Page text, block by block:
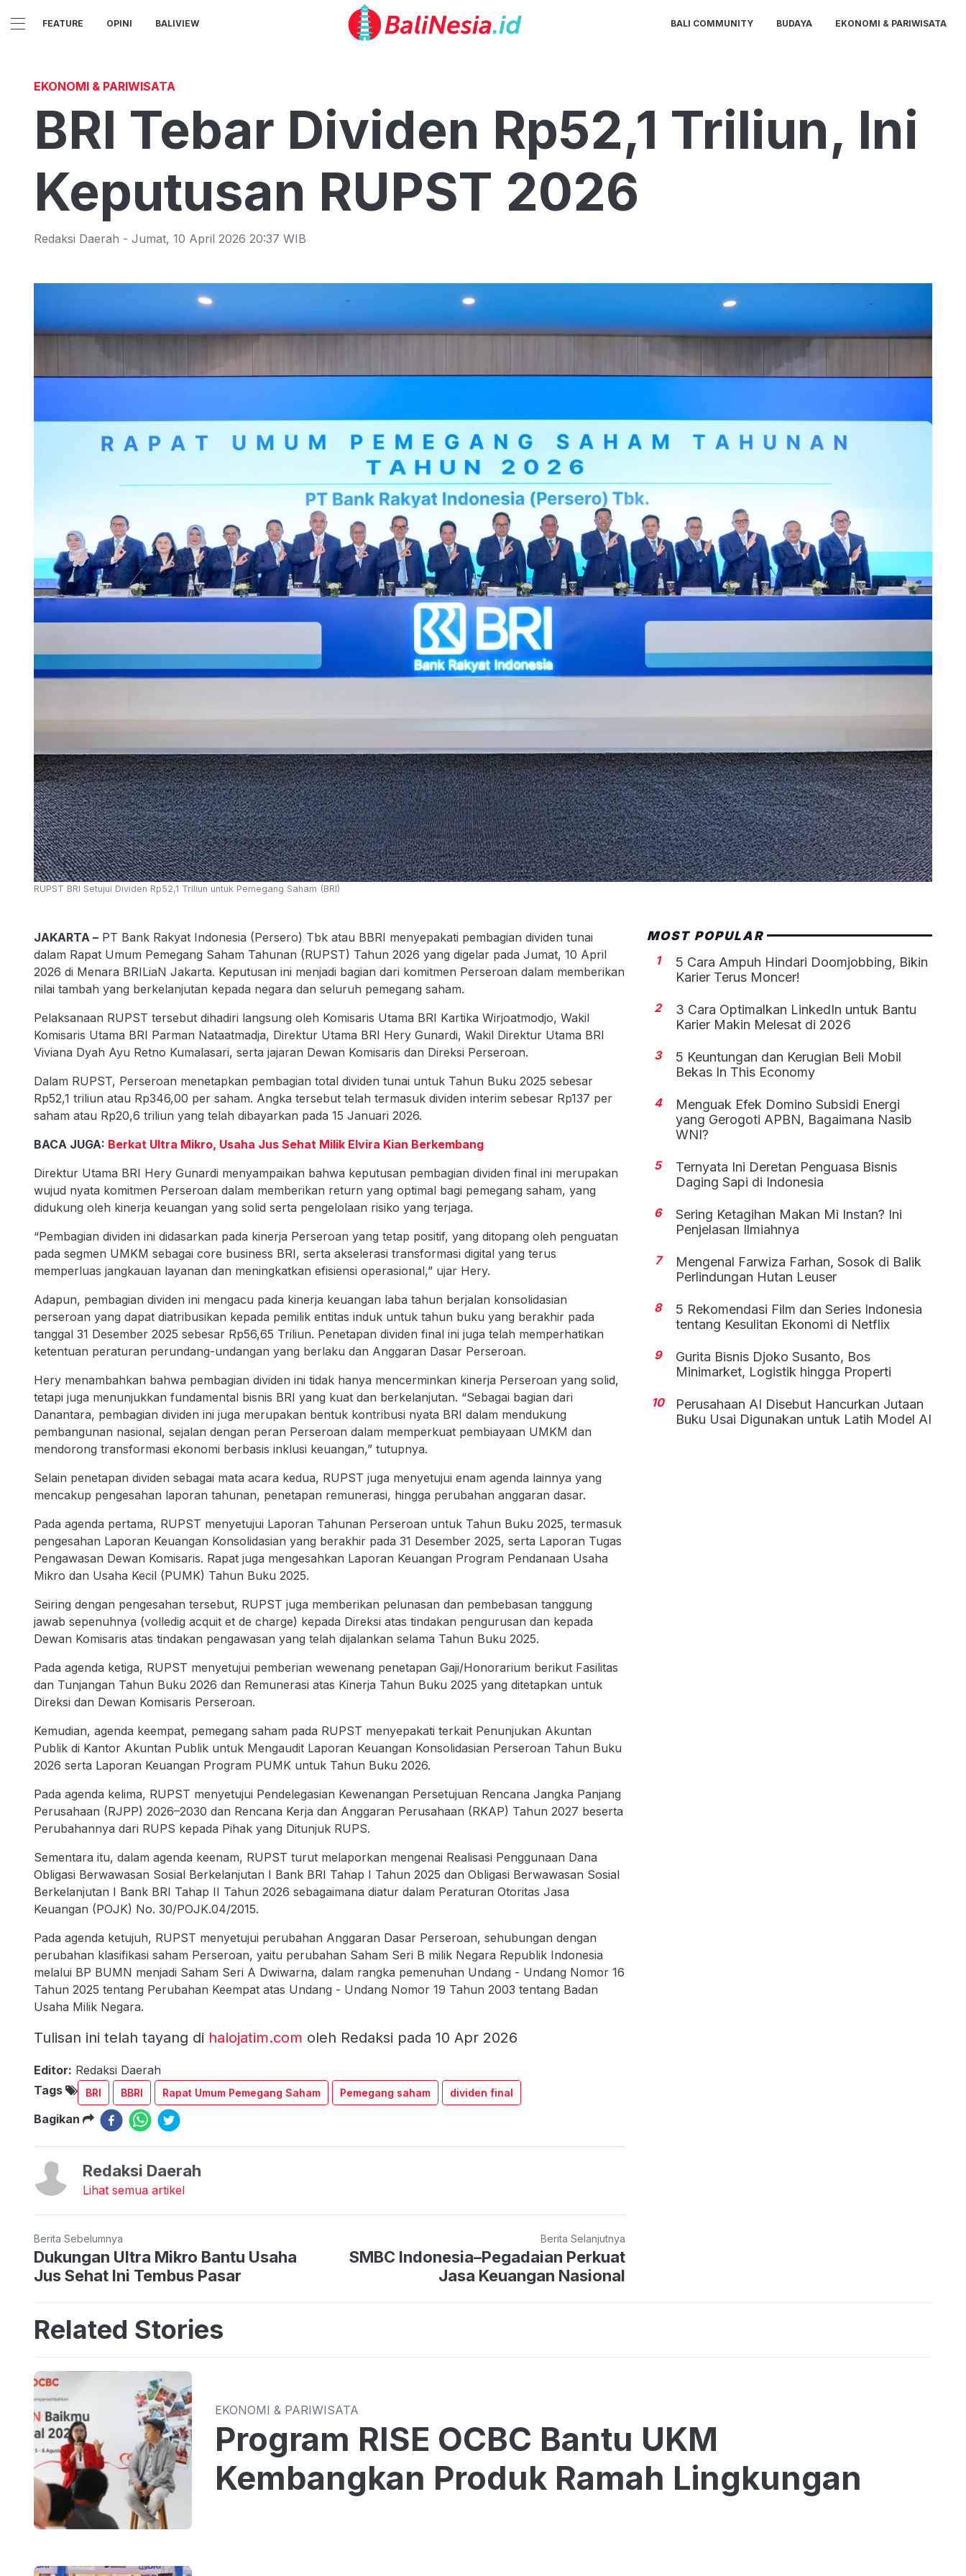
FEATURE OPINI BALIVIEW BALI COMMUNITY BUDAYA EKONOMI & PARIWISATA
EKONOMI & PARIWISATA
BRI Tebar Dividen Rp52,1 Triliun, Ini
Keputusan RUPST 2026
Redaksi Daerah - Jumat, 10 April 2026 20:37 WIB
RUPST BRI Setujui Dividen Rp52,1 Triliun untuk Pemegang Saham (BRI)
JAKARTA – PT Bank Rakyat Indonesia (Persero) Tbk atau BBRI menyepakati pembagian dividen tunai
dalam Rapat Umum Pemegang Saham Tahunan (RUPST) Tahun 2026 yang digelar pada Jumat, 10 April
2026 di Menara BRILiaN Jakarta. Keputusan ini menjadi bagian dari komitmen Perseroan dalam memberikan
nilai tambah yang berkelanjutan kepada negara dan seluruh pemegang saham.
Pelaksanaan RUPST tersebut dihadiri langsung oleh Komisaris Utama BRI Kartika Wirjoatmodjo, Wakil
Komisaris Utama BRI Parman Nataatmadja, Direktur Utama BRI Hery Gunardi, Wakil Direktur Utama BRI
Viviana Dyah Ayu Retno Kumalasari, serta jajaran Dewan Komisaris dan Direksi Perseroan.
Dalam RUPST, Perseroan menetapkan pembagian total dividen tunai untuk Tahun Buku 2025 sebesar
Rp52,1 triliun atau Rp346,00 per saham. Angka tersebut telah termasuk dividen interim sebesar Rp137 per
saham atau Rp20,6 triliun yang telah dibayarkan pada 15 Januari 2026.
BACA JUGA: Berkat Ultra Mikro, Usaha Jus Sehat Milik Elvira Kian Berkembang
Direktur Utama BRI Hery Gunardi menyampaikan bahwa keputusan pembagian dividen final ini merupakan
wujud nyata komitmen Perseroan dalam memberikan return yang optimal bagi pemegang saham, yang
didukung oleh kinerja keuangan yang solid serta pengelolaan risiko yang terjaga.
“Pembagian dividen ini didasarkan pada kinerja Perseroan yang tetap positif, yang ditopang oleh penguatan
pada segmen UMKM sebagai core business BRI, serta akselerasi transformasi digital yang terus
memperluas jangkauan layanan dan meningkatkan efisiensi operasional,” ujar Hery.
Adapun, pembagian dividen ini mengacu pada kinerja keuangan laba tahun berjalan konsolidasian
perseroan yang dapat diatribusikan kepada pemilik entitas induk untuk tahun buku yang berakhir pada
tanggal 31 Desember 2025 sebesar Rp56,65 Triliun. Penetapan dividen final ini juga telah memperhatikan
ketentuan peraturan perundang-undangan yang berlaku dan Anggaran Dasar Perseroan.
Hery menambahkan bahwa pembagian dividen ini tidak hanya mencerminkan kinerja Perseroan yang solid,
tetapi juga menunjukkan fundamental bisnis BRI yang kuat dan berkelanjutan. “Sebagai bagian dari
Danantara, pembagian dividen ini juga merupakan bentuk kontribusi nyata BRI dalam mendukung
pembangunan nasional, sejalan dengan peran Perseroan dalam memperkuat pembiayaan UMKM dan
mendorong transformasi ekonomi berbasis inklusi keuangan,” tutupnya.
Selain penetapan dividen sebagai mata acara kedua, RUPST juga menyetujui enam agenda lainnya yang
mencakup pengesahan laporan tahunan, penetapan remunerasi, hingga perubahan anggaran dasar.
Pada agenda pertama, RUPST menyetujui Laporan Tahunan Perseroan untuk Tahun Buku 2025, termasuk
pengesahan Laporan Keuangan Konsolidasian yang berakhir pada 31 Desember 2025, serta Laporan Tugas
Pengawasan Dewan Komisaris. Rapat juga mengesahkan Laporan Keuangan Program Pendanaan Usaha
Mikro dan Usaha Kecil (PUMK) Tahun Buku 2025.
Seiring dengan pengesahan tersebut, RUPST juga memberikan pelunasan dan pembebasan tanggung
jawab sepenuhnya (volledig acquit et de charge) kepada Direksi atas tindakan pengurusan dan kepada
Dewan Komisaris atas tindakan pengawasan yang telah dijalankan selama Tahun Buku 2025.
Pada agenda ketiga, RUPST menyetujui pemberian wewenang penetapan Gaji/Honorarium berikut Fasilitas
dan Tunjangan Tahun Buku 2026 dan Remunerasi atas Kinerja Tahun Buku 2025 yang ditetapkan untuk
Direksi dan Dewan Komisaris Perseroan.
Kemudian, agenda keempat, pemegang saham pada RUPST menyepakati terkait Penunjukan Akuntan
Publik di Kantor Akuntan Publik untuk Mengaudit Laporan Keuangan Konsolidasian Perseroan Tahun Buku
2026 serta Laporan Keuangan Program PUMK untuk Tahun Buku 2026.
Pada agenda kelima, RUPST menyetujui Pendelegasian Kewenangan Persetujuan Rencana Jangka Panjang
Perusahaan (RJPP) 2026–2030 dan Rencana Kerja dan Anggaran Perusahaan (RKAP) Tahun 2027 beserta
Perubahannya dari RUPS kepada Pihak yang Ditunjuk RUPS.
Sementara itu, dalam agenda keenam, RUPST turut melaporkan mengenai Realisasi Penggunaan Dana
Obligasi Berwawasan Sosial Berkelanjutan I Bank BRI Tahap I Tahun 2025 dan Obligasi Berwawasan Sosial
Berkelanjutan I Bank BRI Tahap II Tahun 2026 sebagaimana diatur dalam Peraturan Otoritas Jasa
Keuangan (POJK) No. 30/POJK.04/2015.
Pada agenda ketujuh, RUPST menyetujui perubahan Anggaran Dasar Perseroan, sehubungan dengan
perubahan klasifikasi saham Perseroan, yaitu perubahan Saham Seri B milik Negara Republik Indonesia
melalui BP BUMN menjadi Saham Seri A Dwiwarna, dalam rangka pemenuhan Undang - Undang Nomor 16
Tahun 2025 tentang Perubahan Keempat atas Undang - Undang Nomor 19 Tahun 2003 tentang Badan
Usaha Milik Negara.
Tulisan ini telah tayang di halojatim.com oleh Redaksi pada 10 Apr 2026
Editor: Redaksi Daerah
Tags
BRI BBRI Rapat Umum Pemegang Saham Pemegang saham dividen final
Bagikan
Redaksi Daerah
Lihat semua artikel
Berita Sebelumnya
Dukungan Ultra Mikro Bantu Usaha
Jus Sehat Ini Tembus Pasar
Berita Selanjutnya
SMBC Indonesia–Pegadaian Perkuat
Jasa Keuangan Nasional
MOST POPULAR
1
5 Cara Ampuh Hindari Doomjobbing, Bikin
Karier Terus Moncer!
2
3 Cara Optimalkan LinkedIn untuk Bantu
Karier Makin Melesat di 2026
3
5 Keuntungan dan Kerugian Beli Mobil
Bekas In This Economy
4
Menguak Efek Domino Subsidi Energi
yang Gerogoti APBN, Bagaimana Nasib
WNI?
5
Ternyata Ini Deretan Penguasa Bisnis
Daging Sapi di Indonesia
6
Sering Ketagihan Makan Mi Instan? Ini
Penjelasan Ilmiahnya
7
Mengenal Farwiza Farhan, Sosok di Balik
Perlindungan Hutan Leuser
8
5 Rekomendasi Film dan Series Indonesia
tentang Kesulitan Ekonomi di Netflix
9
Gurita Bisnis Djoko Susanto, Bos
Minimarket, Logistik hingga Properti
10
Perusahaan AI Disebut Hancurkan Jutaan
Buku Usai Digunakan untuk Latih Model AI
Related Stories
EKONOMI & PARIWISATA
Program RISE OCBC Bantu UKM
Kembangkan Produk Ramah Lingkungan